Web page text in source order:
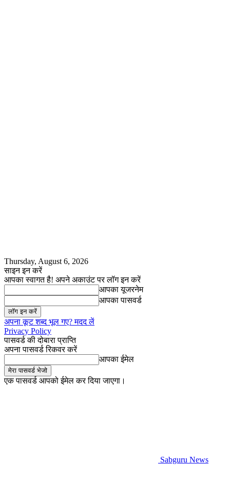
Thursday, August 6, 2026
साइन इन करें
आपका स्वागत है! अपने अकाउंट पर लॉग इन करें
आपका यूजरनेम
आपका पासवर्ड
अपना कूट शब्द भूल गए? मदद लें
Privacy Policy
पासवर्ड की दोबारा प्राप्ति
अपना पासवर्ड रिकवर करें
आपका ईमेल
एक पासवर्ड आपको ईमेल कर दिया जाएगा।
Sabguru News